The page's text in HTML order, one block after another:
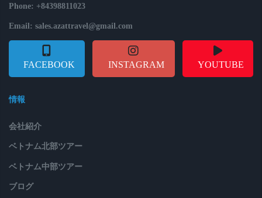
Phone: +84398811023
Email: sales.azattravel@gmail.com
FACEBOOK INSTAGRAM YOUTUBE
情報
会社紹介
ベトナム北部ツアー
ベトナム中部ツアー
ブログ